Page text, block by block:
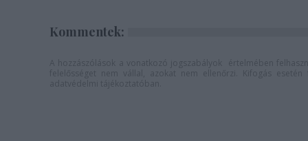
Kommentek: